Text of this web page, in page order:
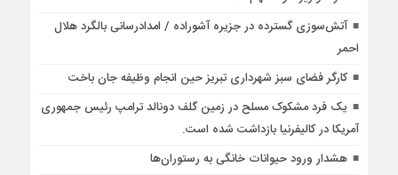
آتش‌سوزی گسترده در جزیره آشوراده / امدادرسانی بالگرد هلال
احمر
کارگر فضای سبز شهرداری تبریز حین انجام وظیفه جان باخت
یک فرد مشکوک مسلح در زمین گلف دونالد ترامپ رئیس جمهوری
آمریکا در کالیفرنیا بازداشت شده است.
هشدار ورود حیوانات خانگی به رستوران‌ها